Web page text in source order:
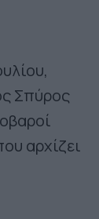
Σπύρος
αρχίζει